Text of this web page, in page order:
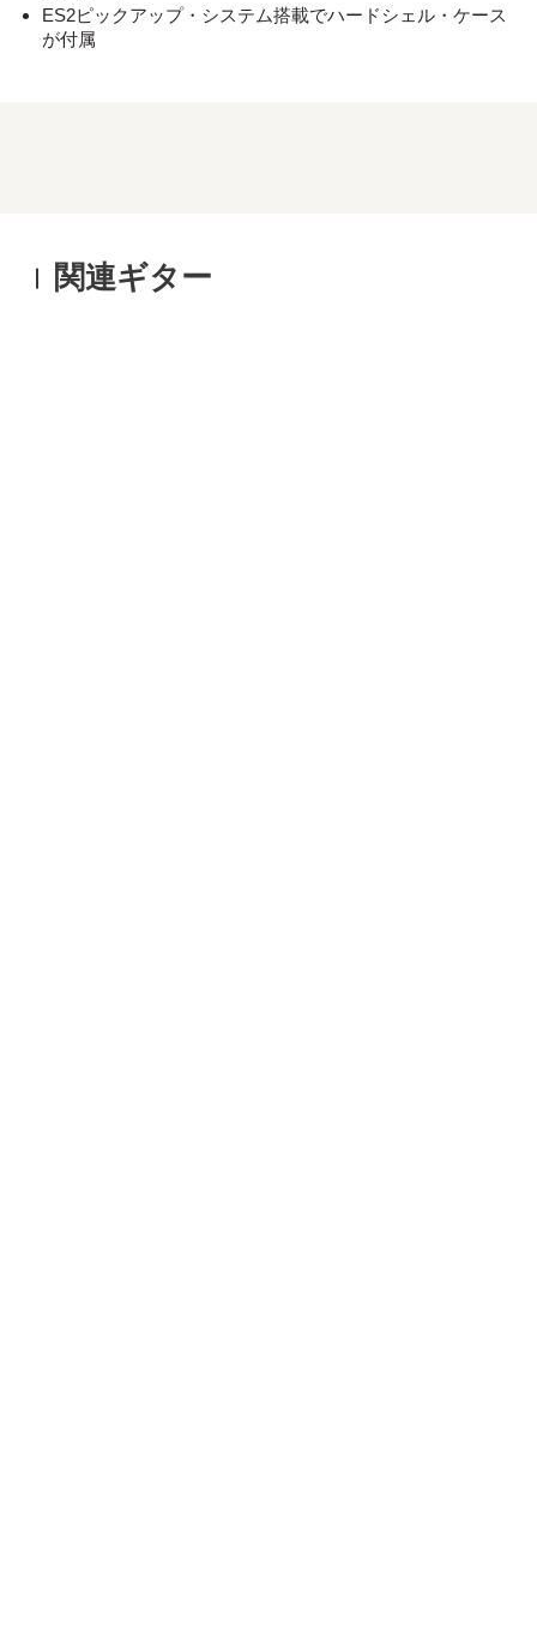
ES2ピックアップ・システム搭載でハードシェル・ケース
が付属
関連ギター